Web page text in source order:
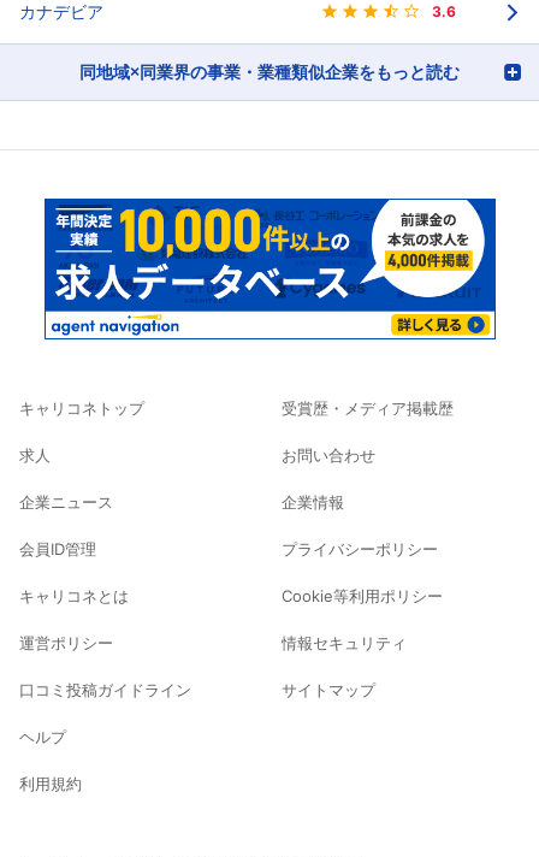
カナデビア 3.6
同地域×同業界の事業・業種類似企業をもっと読む
キャリコネトップ
求人
企業ニュース
会員ID管理
キャリコネとは
運営ポリシー
口コミ投稿ガイドライン
ヘルプ
利用規約
受賞歴・メディア掲載歴
お問い合わせ
企業情報
プライバシーポリシー
Cookie等利用ポリシー
情報セキュリティ
サイトマップ